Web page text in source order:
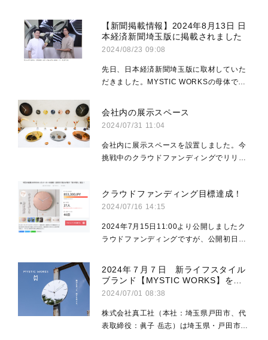
な応援・ご支援いただいた皆様へのお礼
と、今回のクラウドファンディングを振り
返ってみ...
【新聞掲載情報】2024年8月13日 日
本経済新聞埼玉版に掲載されました
2024/08/23 09:08
先日、日本経済新聞埼玉版に取材していた
だきました。MYSTIC WORKSの母体であ
と企画デザイナー・制作の羽賀（写真右）
会社内の展示スペース
2024/07/31 11:04
会社内に展示スペースを設置しました。今
挑戦中のクラウドファンディングでリリー
計」は一般的なサイズ感、「ちいさな掛け
時計」は9cm...
クラウドファンディング目標達成！
2024/07/16 14:15
2024年7月15日11:00より公開しましたク
ラウドファンディングですが、公開初日に
には、祝日ということでお休みの方も多く
いらっしゃったかと思いますが、その中で
ご支援の...
2024年７月７日 新ライフスタイル
ブランド【MYSTIC WORKS】をリ
リース
2024/07/01 08:38
株式会社真工社（本社：埼玉県戸田市、代
表取締役：眞子 岳志）は埼玉県・戸田市に